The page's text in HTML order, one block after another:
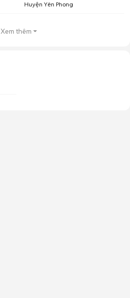
Huyện Yên Phong
Xem thêm